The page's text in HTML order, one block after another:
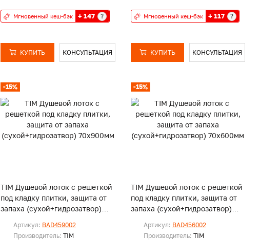
Мгновенный кеш-бэк + 147 ?
КУПИТЬ КОНСУЛЬТАЦИЯ
Мгновенный кеш-бэк + 117 ?
КУПИТЬ КОНСУЛЬТАЦИЯ
-15%
TIM Душевой лоток с решеткой
под кладку плитки, защита от
запаха (сухой+гидрозатвор)
Артикул: BAD459002
Производитель: TIM
-15%
TIM Душевой лоток с решеткой
под кладку плитки, защита от
запаха (сухой+гидрозатвор)
Артикул: BAD456002
Производитель: TIM